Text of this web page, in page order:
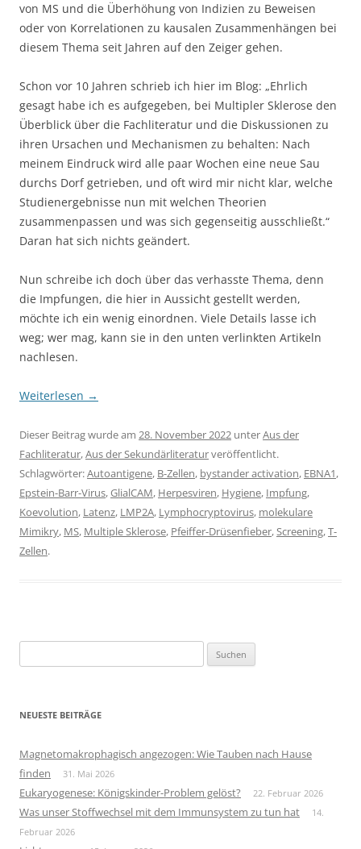
von MS und die Überhöhung von Indizien zu Beweisen
oder von Korrelationen zu kausalen Zusammenhängen bei
diesem Thema seit Jahren auf den Zeiger gehen.
Schon vor 10 Jahren schrieb ich hier im Blog: „Ehrlich
gesagt habe ich es aufgegeben, bei Multipler Sklerose den
Überblick über die Fachliteratur und die Diskussionen zu
ihren Ursachen und Mechanismen zu behalten: Nach
meinem Eindruck wird alle paar Wochen eine neue Sau
durchs Dorf getrieben, und oft wird mir nicht klar, welche
Studienergebnisse nun mit welchen Theorien
zusammenpassen und was sich gegenseitig ausschließt.“
Daran hat sich nichts geändert.
Nun schreibe ich doch über das verhasste Thema, denn
die Impfungen, die hier in Aussicht gestellt werden,
möchte ich ein wenig einordnen. Viele Details lasse ich
weg; wer mag, kann sie in den unten verlinkten Artikeln
nachlesen.
Weiterlesen →
Dieser Beitrag wurde am 28. November 2022 unterAus der
Fachliteratur,Aus der Sekundärliteraturveröffentlicht.
Schlagwörter:Autoantigene, B-Zellen, bystander activation, EBNA1,
Epstein-Barr-Virus,GlialCAM, Herpesviren, Hygiene, Impfung,
Koevolution, Latenz, LMP2A, Lymphocryptovirus, molekulare
Mimikry, MS, Multiple Sklerose, Pfeiffer-Drüsenfieber,Screening,T-
Zellen.
nach:
NEUESTE BEITRÄGE
Magnetomakrophagisch angezogen: Wie Tauben nach Hause
finden
31. Mai 2026
Eukaryogenese: Königskinder-Problem gelöst? 22. Februar 2026
Was unser Stoffwechsel mit dem Immunsystem zu tun hat
14.
Februar 2026